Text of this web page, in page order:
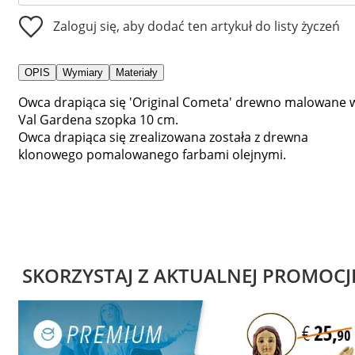
Zaloguj się, aby dodać ten artykuł do listy życzeń
OPIS Wymiary Materiały
Owca drapiąca się 'Original Cometa' drewno malowane
Val Gardena szopka 10 cm.
Owca drapiąca się zrealizowana została z drewna
klonowego pomalowanego farbami olejnymi.
SKORZYSTAJ Z AKTUALNEJ